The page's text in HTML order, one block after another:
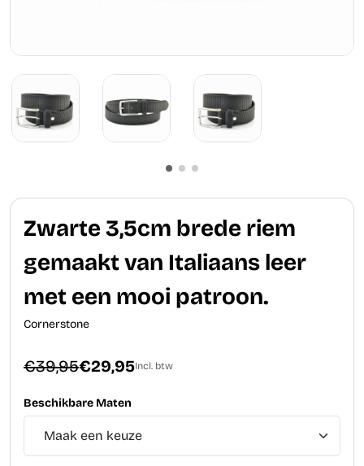
Zwarte 3,5cm brede riem
gemaakt van Italiaans leer
met een mooi patroon.
Cornerstone
€39,95€29,95Incl. btw
Beschikbare Maten